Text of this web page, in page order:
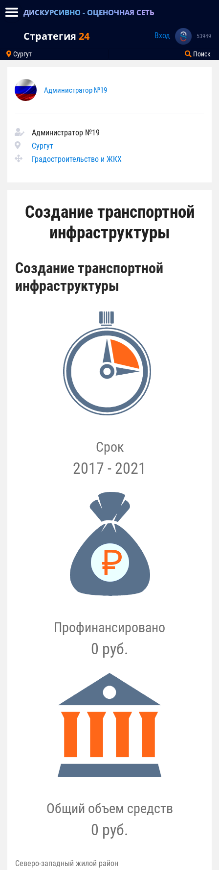
ДИСКУРСИВНО - ОЦЕНОЧНАЯ СЕТЬ
Стратегия 24 Вход 53949
Сургут Поиск
Администратор №19
Администратор №19
Сургут
Градостроительство и ЖКХ
Создание транспортной
инфраструктуры
Создание транспортной
инфраструктуры
Срок
2017 - 2021
Профинансировано
0 руб.
Общий объем средств
0 руб.
Северо-западный жилой район